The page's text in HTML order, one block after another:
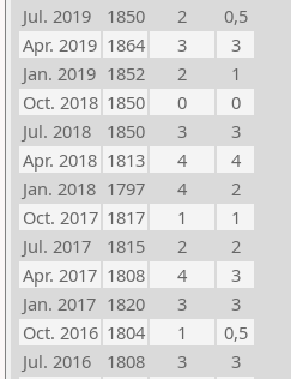
Jul. 2019
1850 2
0,5
Apr. 2019 1864 3
3
Jan. 2019 1852 2
1
Oct. 2018 1850 0
0
Jul. 2018
1850 3
3
Apr. 2018 1813 4
4
Jan. 2018 1797 4
2
Oct. 2017 1817 1
1
Jul. 2017
1815 2
2
Apr. 2017 1808 4
3
Jan. 2017 1820 3
3
Oct. 2016 1804 1
0,5
Jul. 2016
1808 3
3